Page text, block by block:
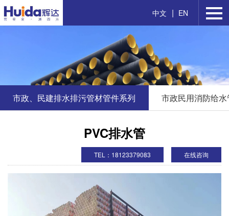
中文 | EN
市政、民建排水排污管材管件系列 市政民用消防给
PVC排水管
在线咨询
TEL：18123379083